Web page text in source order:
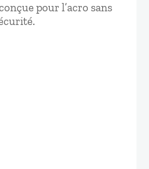
pour l’acro sans